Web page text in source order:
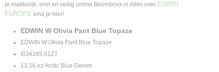
je makkelijk, snel en veilig online Boomboxx.nl Alles over EDWIN
EUROPE vind je hier!
EDWIN W Olivia Pant Blue Topaze
EDWIN W Olivia Pant Blue Topaze
I034285.01ZT
13,56 oz Arctic Blue Denim